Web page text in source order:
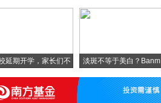
延期开学，家长们不
淡
淡斑不等于美白？Banm